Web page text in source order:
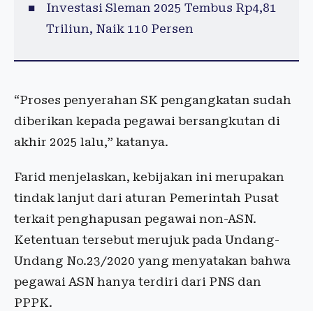
Investasi Sleman 2025 Tembus Rp4,81
Triliun, Naik 110 Persen
“Proses penyerahan SK pengangkatan sudah
diberikan kepada pegawai bersangkutan di
akhir 2025 lalu,” katanya.
Farid menjelaskan, kebijakan ini merupakan
tindak lanjut dari aturan Pemerintah Pusat
terkait penghapusan pegawai non-ASN.
Ketentuan tersebut merujuk pada Undang-
Undang No.23/2020 yang menyatakan bahwa
pegawai ASN hanya terdiri dari PNS dan
PPPK.